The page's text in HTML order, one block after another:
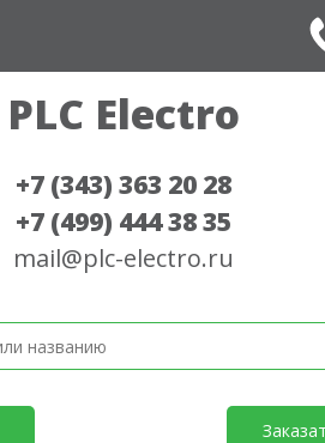
PLC Electro
+7 (343) 363 20 28
+7 (499) 444 38 35
mail@plc-electro.ru